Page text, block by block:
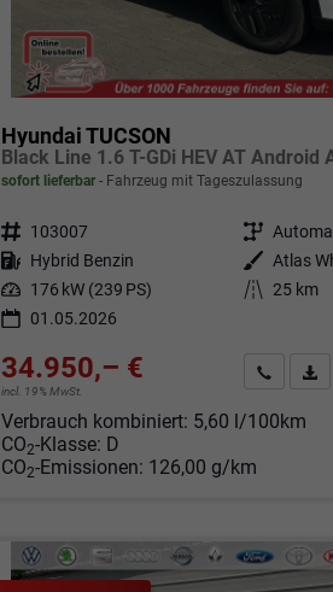
Hyundai TUCSON
sofort lieferbar Fahrzeug mit Tageszulassung
Fahrzeugnr. 103007 Getriebe
Kraftstoff Hybrid Benzin Außenfarbe Atlas
Leistung 176 kW (239 PS) Kilometerstand 25 km
01.05.2026
34.950,– €
incl. 19% MwSt.
Angebot
Verbrauch kombiniert: 5,60 l/100km
CO2-Klasse: D
CO2-Emissionen: 126,00 g/km